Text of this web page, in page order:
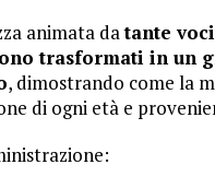
animata datante
trasformati in un
, dimostrando come la
di ogni età e